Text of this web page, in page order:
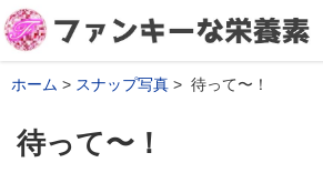
ホーム スナップ写真 待って〜！
待って〜！